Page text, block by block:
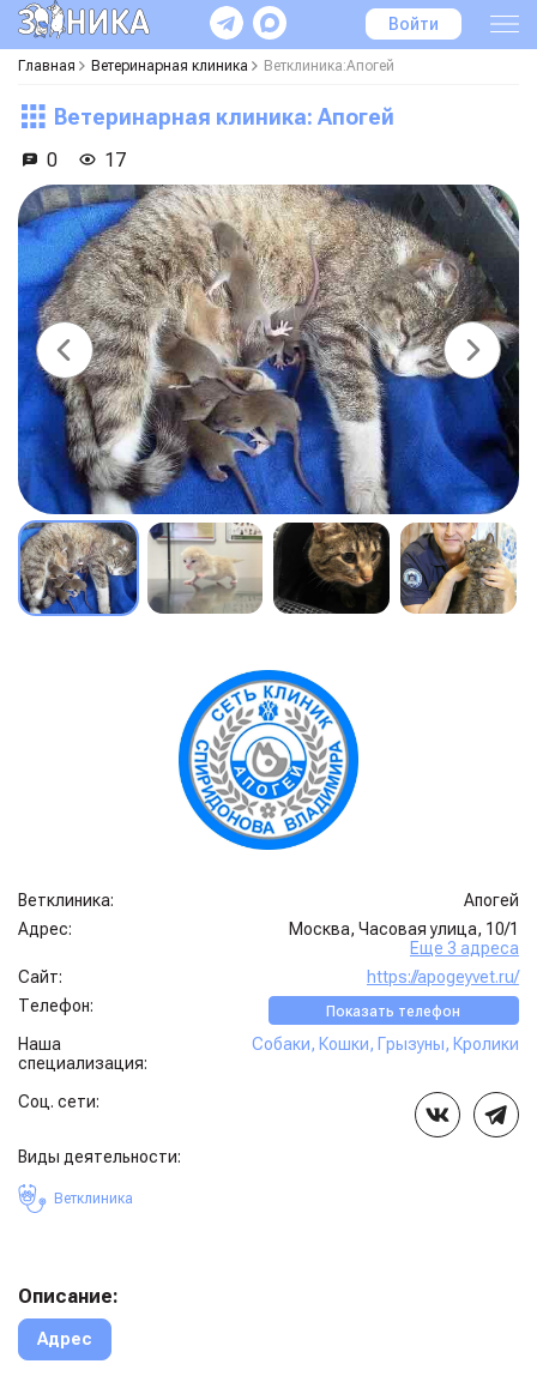
Войти
Главная Ветеринарная клиника Ветклиника:Апогей
Ветеринарная клиника: Апогей
0 17
Описание:
Адрес
Ветклиника:
Апогей
Адрес:
Москва, Часовая улица, 10/1
Еще 3 адреса
Сайт:
https://apogeyvet.ru/
Телефон:
Показать телефон
Наша
специализация:
Собаки, Кошки, Грызуны, Кролики
Соц. сети:
Виды деятельности:
Ветклиника